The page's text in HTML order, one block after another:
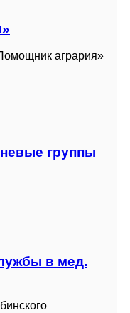
агрария»
группы
в мед.